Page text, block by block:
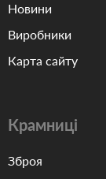
Новини
Виробники
Карта сайту
Крамниці
Зброя